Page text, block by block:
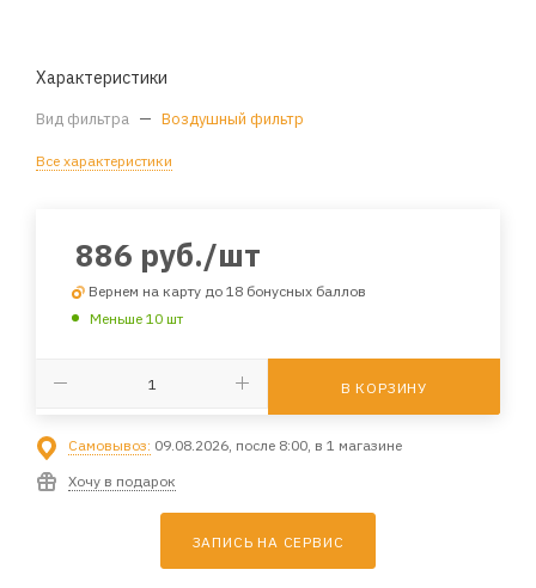
Характеристики
Вид фильтра — Воздушный фильтр
Все характеристики
886 руб./шт
Вернем на карту до 18 бонусных баллов
Меньше 10 шт
В КОРЗИНУ
Самовывоз: 09.08.2026, после 8:00, в 1 магазине
Хочу в подарок
ЗАПИСЬ НА СЕРВИС